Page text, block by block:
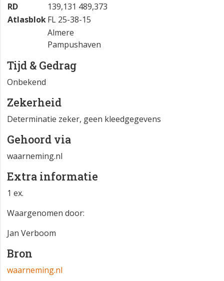
RD
139,131 489,373
AtlasblokFL 25-38-15
Almere
Pampushaven
Tijd & Gedrag
Onbekend
Zekerheid
Determinatie zeker, geen kleedgegevens
Gehoord via
waarneming.nl
Extra informatie
1 ex.
Waargenomen door:
Jan Verboom
Bron
waarneming.nl